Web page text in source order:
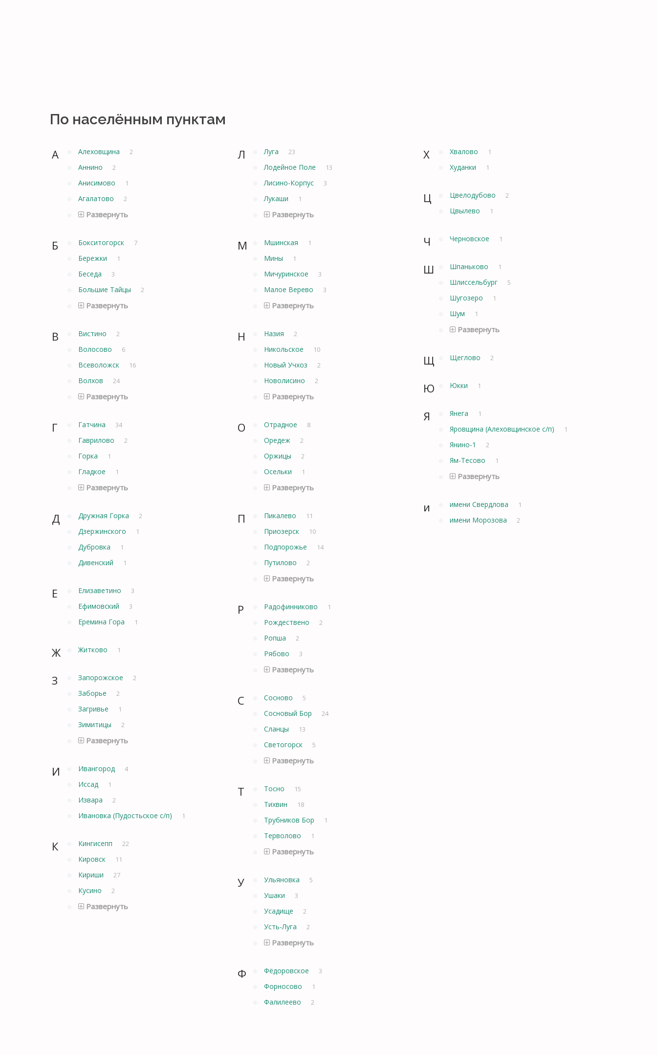
По населённым пунктам
А Алеховщина 2
Аннино 2
Анисимово 1
Агалатово 2
Развернуть
Б Бокситогорск 7
Бережки 1
Беседа 3
Большие Тайцы 2
Развернуть
В Вистино 2
Волосово 6
Всеволожск 16
Волхов 24
Развернуть
Г Гатчина 34
Гаврилово 2
Горка 1
Гладкое 1
Развернуть
Д Дружная Горка 2
Дзержинского 1
Дубровка 1
Дивенский 1
Е Елизаветино 3
Ефимовский 3
Еремина Гора 1
Ж Житково 1
З Запорожское 2
Заборье 2
Загривье 1
Зимитицы 2
Развернуть
И Ивангород 4
Иссад 1
Извара 2
Ивановка (Пудостьское с/п) 1
К Кингисепп 22
Кировск 11
Кириши 27
Кусино 2
Развернуть
Л Луга 23
Лодейное Поле 13
Лисино-Корпус 3
Лукаши 1
Развернуть
М Мшинская 1
Мины 1
Мичуринское 3
Малое Верево 3
Развернуть
Н Назия 2
Никольское 10
Новый Учхоз 2
Новолисино 2
Развернуть
О Отрадное 8
Оредеж 2
Оржицы 2
Осельки 1
Развернуть
П Пикалево 11
Приозерск 10
Подпорожье 14
Путилово 2
Развернуть
Р Радофинниково 1
Рождествено 2
Ропша 2
Рябово 3
Развернуть
С Сосново 5
Сосновый Бор 24
Сланцы 13
Светогорск 5
Развернуть
Т Тосно 15
Тихвин 18
Трубников Бор 1
Терволово 1
Развернуть
У Ульяновка 5
Ушаки 3
Усадище 2
Усть-Луга 2
Развернуть
Ф Фёдоровское 3
Форносово 1
Фалилеево 2
Х Хвалово 1
Худанки 1
Ц Цвелодубово 2
Цвылево 1
Ч Черновское 1
Ш Шпаньково 1
Шлиссельбург 5
Шугозеро 1
Шум 1
Развернуть
Щ Щеглово 2
Ю Юкки 1
Я Янега 1
Яровщина (Алеховщинское с/п) 1
Янино-1 2
Ям-Тесово 1
Развернуть
и имени Свердлова 1
имени Морозова 2